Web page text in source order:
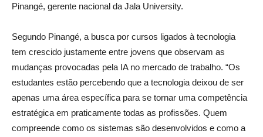
Pinangé, gerente nacional da Jala University.
Segundo Pinangé, a busca por cursos ligados à tecnologia
tem crescido justamente entre jovens que observam as
mudanças provocadas pela IA no mercado de trabalho. “Os
estudantes estão percebendo que a tecnologia deixou de ser
apenas uma área específica para se tornar uma competência
estratégica em praticamente todas as profissões. Quem
compreende como os sistemas são desenvolvidos e como a